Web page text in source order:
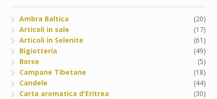
Ambra Baltica
(20)
Articoli in sale
(17)
Articoli in Selenite
(61)
Bigiotteria
(49)
Borse
(5)
Campane Tibetane
(18)
Candele
(44)
Carta aromatica d'Eritrea
(30)